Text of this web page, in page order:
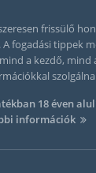
frissülő
fogadási tippek
a kezdő,
18 éven
információk